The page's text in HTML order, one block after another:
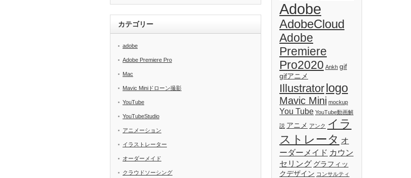
カテゴリー
adobe
Adobe Premiere Pro
Mac
Mavic Miniドローン撮影
YouTube
YouTubeStudio
アニメーション
イラストレーター
オーダーメイド
クラウドソーシング
Adobe
AdobeCloud
Adobe
Premiere
Pro2020 Ankh gif
gifアニメ
Illustratorlogo
Mavic Mini mockup
You Tube YouTube動画解
説 アニメ アンク イラ
ストレータ オ
ーダーメイド カウン
セリング グラフィッ
クデザイン コンサルティ